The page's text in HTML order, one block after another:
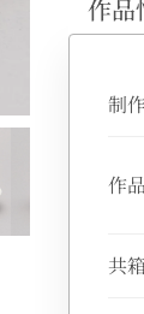
作品
制
作
共箱